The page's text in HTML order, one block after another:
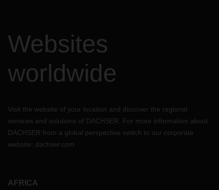
Websites
worldwide
Visit the website of your location and discover the regional
services and solutions of DACHSER. For more information about
DACHSER from a global perspective switch to our corporate
website: dachser.com
AFRICA